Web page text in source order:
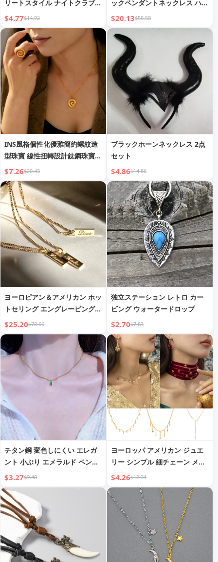
リートスタイル ナイトクラブ
ワイルドスタッズスパイクネッ
クカラーネックバンド
$4.77$14.92
ックペンダントネックレス ハー
ト付き
$20.13$58.58
INS風格個性化優雅簡約螺紋造
型珠寶 線性扭轉設計鈦鋼珠寶套
裝
$7.26$20.43
ブラックホーンネックレス 2点
セット
$4.86$14.86
ヨーロピアン＆アメリカン ホッ
トセリング エングレービング
クレピカルチェーン レディース
ステンレススチール 英語レター
ネックレス カップル スタイル
チョーカー
$25.20$72.66
独立ステーション レトロ カー
ビング ウォータードロップ
$2.70$7.83
チタン鋼 変色しにくい エレガ
ント 小ぶり エメラルド ペンダ
ント ジルコニア 小粒ダイヤ 丸
珠 ネックレス ライトラグジュ
アリー 鎖骨チェーン
$3.27$9.48
ヨーロッパ アメリカン ジュエ
リー シンプル 細チェーン メタ
ルネックレス クリエイティブ
スター タッセル ペンダント ク
リスマス ネックレス レディー
ス
$4.26$12.34